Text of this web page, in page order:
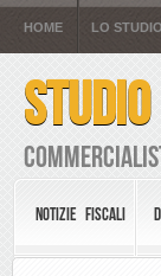
HOME LO STUDIO
NOTIZIE FISCALI